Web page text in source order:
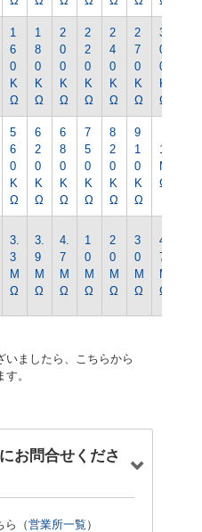
1
6
0
K
Ω
1
8
0
K
Ω
2
0
0
K
Ω
2
2
0
K
Ω
2
4
0
K
Ω
2
7
0
K
Ω
3
0
0
K
Ω
5
6
0
K
Ω
6
2
0
K
Ω
6
8
0
K
Ω
7
5
0
K
Ω
8
2
0
K
Ω
9
1
0
K
Ω
1
M
Ω
3.
3
M
Ω
3.
9
M
Ω
4.
7
M
Ω
1
0
M
Ω
2
0
M
Ω
3
0
M
Ω
4
7
M
Ω
いましたら、こちらから
。
お問合せくださ
ら（営業所一覧 ）